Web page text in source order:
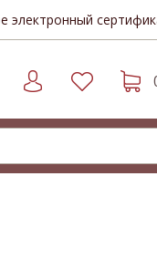
электронный